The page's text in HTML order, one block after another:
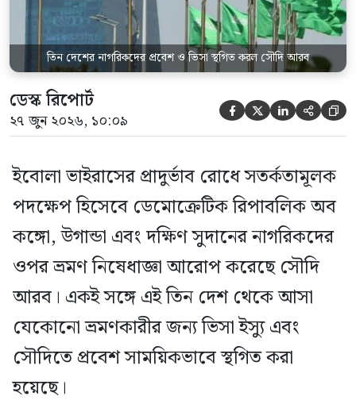
তিন দেশ থেকে […]
তিন দেশের নাগরিকদের প্রবেশ ও ভিসা স্থগিত করল সৌদি আরব
ডেস্ক রিপোর্ট
২৭ জুন ২০২৬, ১০:০৯     
ইবোলা ভাইরাসের প্রাদুর্ভাব রোধে সতর্কতামূলক
পদক্ষেপ হিসেবে ডেমোক্রেটিক রিপাবলিক অব
কঙ্গো, উগান্ডা এবং দক্ষিণ সুদানের নাগরিকদের
ওপর ভ্রমণ নিষেধাজ্ঞা আরোপ করেছে সৌদি
আরব। একই সঙ্গে এই তিন দেশ থেকে আসা
যেকোনো ভ্রমণকারীর জন্য ভিসা ইস্যু এবং
সৌদিতে প্রবেশ সাময়িকভাবে স্থগিত করা
হয়েছে।